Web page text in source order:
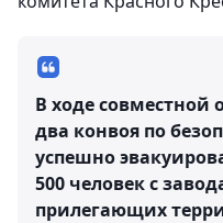
В ходе
два конвоя по
успешно
500 человек с
прилегающих